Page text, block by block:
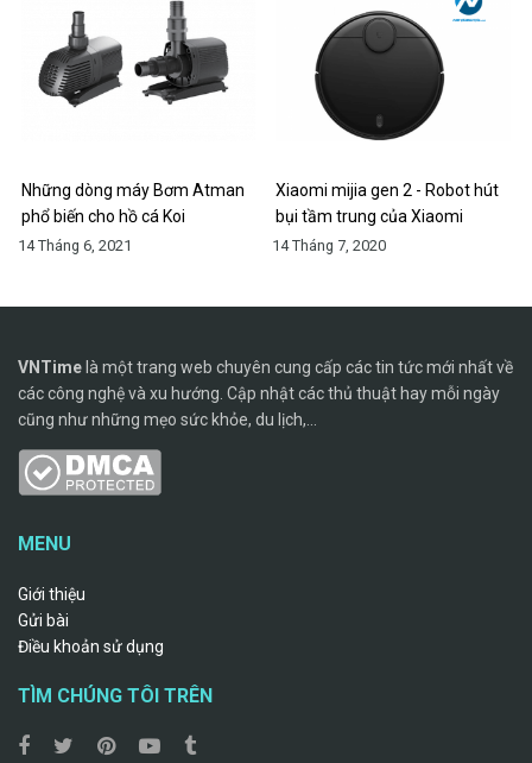
Những dòng máy Bơm Atman
phổ biến cho hồ cá Koi
14 Tháng 6, 2021
Xiaomi mijia gen 2 - Robot hút
bụi tầm trung của Xiaomi
14 Tháng 7, 2020
VNTime là một trang web chuyên cung cấp các tin tức mới nhất về
các công nghệ và xu hướng. Cập nhật các thủ thuật hay mỗi ngày
cũng như những mẹo sức khỏe, du lịch,...
MENU
Giới thiệu
Gửi bài
Điều khoản sử dụng
TÌM CHÚNG TÔI TRÊN